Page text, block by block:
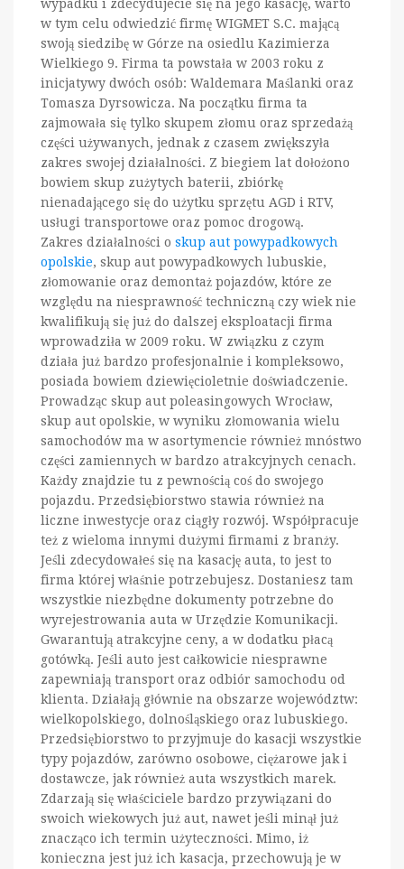
wypadku i zdecydujecie się na jego kasację, warto
w tym celu odwiedzić firmę WIGMET S.C. mającą
swoją siedzibę w Górze na osiedlu Kazimierza
Wielkiego 9. Firma ta powstała w 2003 roku z
inicjatywy dwóch osób: Waldemara Maślanki oraz
Tomasza Dyrsowicza. Na początku firma ta
zajmowała się tylko skupem złomu oraz sprzedażą
części używanych, jednak z czasem zwiększyła
zakres swojej działalności. Z biegiem lat dołożono
bowiem skup zużytych baterii, zbiórkę
nienadającego się do użytku sprzętu AGD i RTV,
usługi transportowe oraz pomoc drogową.
Zakres działalności o skup aut powypadkowych
opolskie, skup aut powypadkowych lubuskie,
złomowanie oraz demontaż pojazdów, które ze
względu na niesprawność techniczną czy wiek nie
kwalifikują się już do dalszej eksploatacji firma
wprowadziła w 2009 roku. W związku z czym
działa już bardzo profesjonalnie i kompleksowo,
posiada bowiem dziewięcioletnie doświadczenie.
Prowadząc skup aut poleasingowych Wrocław,
skup aut opolskie, w wyniku złomowania wielu
samochodów ma w asortymencie również mnóstwo
części zamiennych w bardzo atrakcyjnych cenach.
Każdy znajdzie tu z pewnością coś do swojego
pojazdu. Przedsiębiorstwo stawia również na
liczne inwestycje oraz ciągły rozwój. Współpracuje
też z wieloma innymi dużymi firmami z branży.
Jeśli zdecydowałeś się na kasację auta, to jest to
firma której właśnie potrzebujesz. Dostaniesz tam
wszystkie niezbędne dokumenty potrzebne do
wyrejestrowania auta w Urzędzie Komunikacji.
Gwarantują atrakcyjne ceny, a w dodatku płacą
gotówką. Jeśli auto jest całkowicie niesprawne
zapewniają transport oraz odbiór samochodu od
klienta. Działają głównie na obszarze województw:
wielkopolskiego, dolnośląskiego oraz lubuskiego.
Przedsiębiorstwo to przyjmuje do kasacji wszystkie
typy pojazdów, zarówno osobowe, ciężarowe jak i
dostawcze, jak również auta wszystkich marek.
Zdarzają się właściciele bardzo przywiązani do
swoich wiekowych już aut, nawet jeśli minął już
znacząco ich termin użyteczności. Mimo, iż
konieczna jest już ich kasacja, przechowują je w